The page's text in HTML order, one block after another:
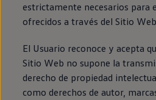
estrictamente necesarios para
ofrecidos a través del Sitio
El Usuario reconoce y acepta
Sitio Web no supone la
derecho de propiedad
como derechos de autor,